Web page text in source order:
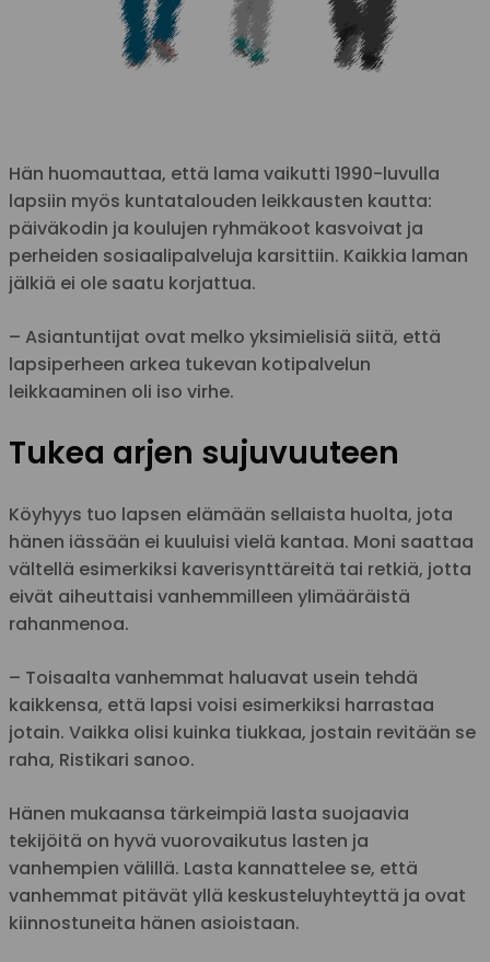
Hän huomauttaa, että lama vaikutti 1990-luvulla
lapsiin myös kuntatalouden leikkausten kautta:
päiväkodin ja koulujen ryhmäkoot kasvoivat ja
perheiden sosiaalipalveluja karsittiin. Kaikkia laman
jälkiä ei ole saatu korjattua.
– Asiantuntijat ovat melko yksimielisiä siitä, että
lapsiperheen arkea tukevan kotipalvelun
leikkaaminen oli iso virhe.
Tukea arjen sujuvuuteen
Köyhyys tuo lapsen elämään sellaista huolta, jota
hänen iässään ei kuuluisi vielä kantaa. Moni saattaa
vältellä esimerkiksi kaverisynttäreitä tai retkiä, jotta
eivät aiheuttaisi vanhemmilleen ylimääräistä
rahanmenoa.
– Toisaalta vanhemmat haluavat usein tehdä
kaikkensa, että lapsi voisi esimerkiksi harrastaa
jotain. Vaikka olisi kuinka tiukkaa, jostain revitään se
raha, Ristikari sanoo.
Hänen mukaansa tärkeimpiä lasta suojaavia
tekijöitä on hyvä vuorovaikutus lasten ja
vanhempien välillä. Lasta kannattelee se, että
vanhemmat pitävät yllä keskusteluyhteyttä ja ovat
kiinnostuneita hänen asioistaan.